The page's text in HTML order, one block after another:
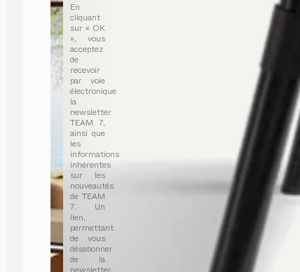
En
cliquant
sur « OK
», vous
acceptez
de
recevoir
par voie
électronique
la
newsletter
TEAM 7,
ainsi que
les
informations
inhérentes
sur les
nouveautés
de TEAM
7. Un
lien,
permettant
de vous
désabonner
de la